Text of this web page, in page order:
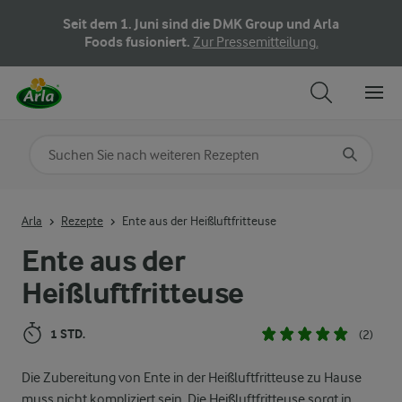
Seit dem 1. Juni sind die DMK Group und Arla
Foods fusioniert. Zur Pressemitteilung.
Ente aus der
Heißluftfritteuse
1 STD. (2)
Die Zubereitung von Ente in der Heißluftfritteuse zu Hause
Arla Rezepte Ente aus der Heißluftfritteuse
Nach Kategorie suchen